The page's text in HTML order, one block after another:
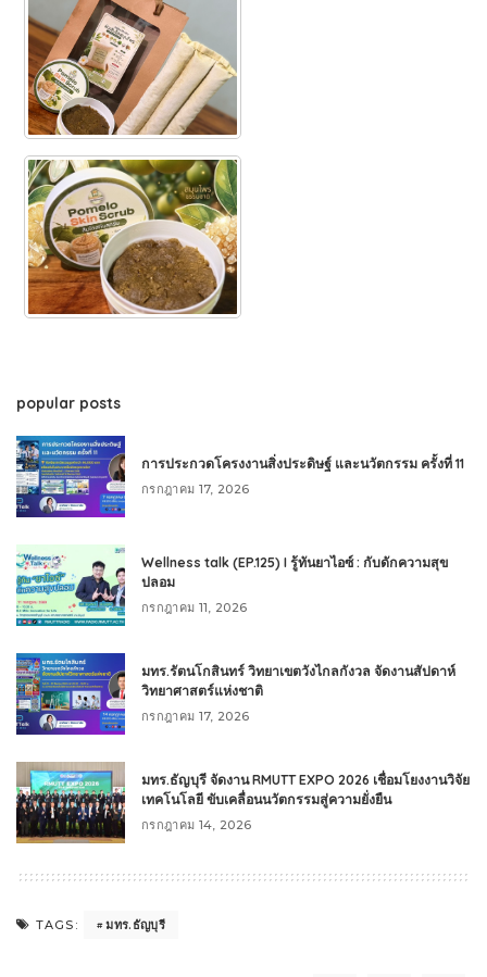
popular posts
การประกวดโครงงานสิ่งประดิษฐ์ และนวัตกรรม ครั้งที่ 11
กรกฎาคม 17, 2026
Wellness talk (EP.125) I รู้ทันยาไอซ์ : กับดักความสุข
ปลอม
กรกฎาคม 11, 2026
มทร.รัตนโกสินทร์ วิทยาเขตวังไกลกังวล จัดงานสัปดาห์
วิทยาศาสตร์แห่งชาติ
กรกฎาคม 17, 2026
มทร.ธัญบุรี จัดงาน RMUTT EXPO 2026 เชื่อมโยงงานวิจัย
เทคโนโลยี ขับเคลื่อนนวัตกรรมสู่ความยั่งยืน
กรกฎาคม 14, 2026
TAGS: มทร.ธัญบุรี